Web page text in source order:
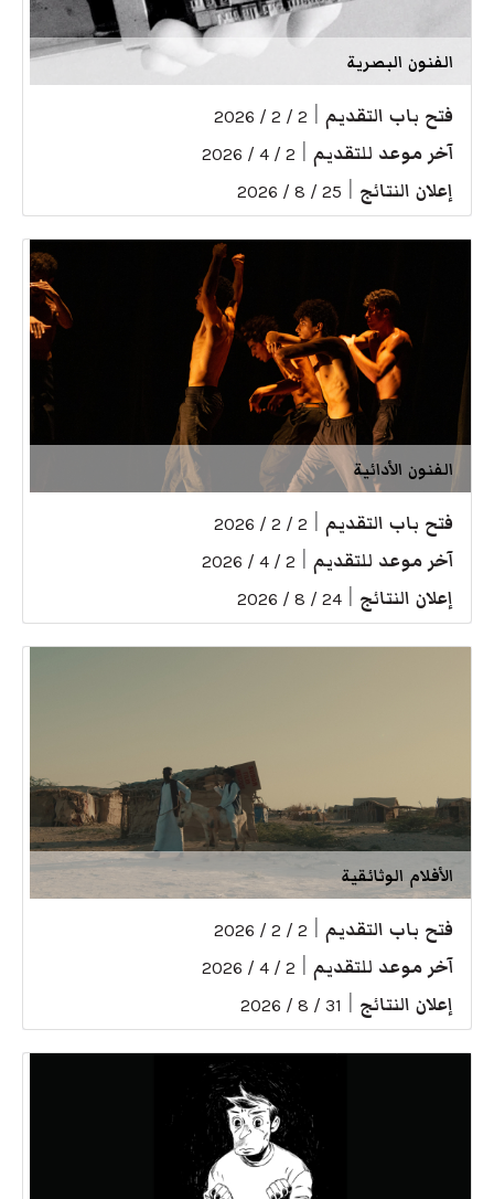
الفنون البصرية
فتح باب التقديم 2 / 2 / 2026
آخر موعد للتقديم 2 / 4 / 2026
إعلان النتائج 25 / 8 / 2026
الفنون الأدائية
فتح باب التقديم 2 / 2 / 2026
آخر موعد للتقديم 2 / 4 / 2026
إعلان النتائج 24 / 8 / 2026
الأفلام الوثائقية
فتح باب التقديم 2 / 2 / 2026
آخر موعد للتقديم 2 / 4 / 2026
إعلان النتائج 31 / 8 / 2026